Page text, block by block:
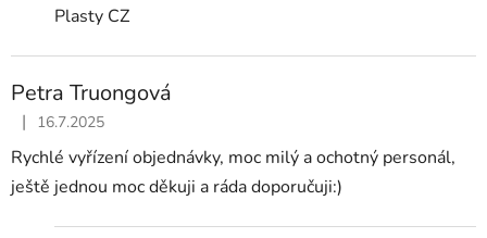
Plasty CZ
Petra Truongová
Hodnocení obchodu je 5 z 5 hvězdiček.
| 16.7.2025
Rychlé vyřízení objednávky, moc milý a ochotný personál,
ještě jednou moc děkuji a ráda doporučuji:)